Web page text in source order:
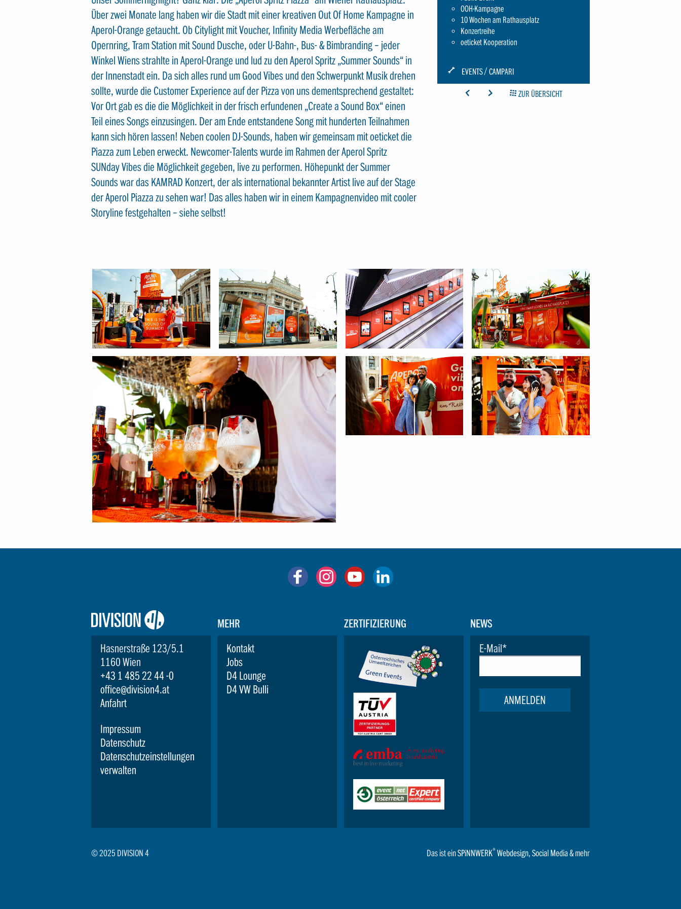
Über zwei Monate lang haben wir die Stadt mit einer kreativen Out Of Home Kampagne in
Aperol-Orange getaucht. Ob Citylight mit Voucher, Infinity Media Werbefläche am
Opernring, Tram Station mit Sound Dusche, oder U-Bahn-, Bus- & Bimbranding – jeder
Winkel Wiens strahlte in Aperol-Orange und lud zu den Aperol Spritz „Summer Sounds“ in
der Innenstadt ein. Da sich alles rund um Good Vibes und den Schwerpunkt Musik drehen
sollte, wurde die Customer Experience auf der Pizza von uns dementsprechend gestaltet:
Vor Ort gab es die die Möglichkeit in der frisch erfundenen „Create a Sound Box“ einen
Teil eines Songs einzusingen. Der am Ende entstandene Song mit hunderten Teilnahmen
kann sich hören lassen! Neben coolen DJ-Sounds, haben wir gemeinsam mit oeticket die
Piazza zum Leben erweckt. Newcomer-Talents wurde im Rahmen der Aperol Spritz
SUNday Vibes die Möglichkeit gegeben, live zu performen. Höhepunkt der Summer
Sounds war das KAMRAD Konzert, der als international bekannter Artist live auf der Stage
der Aperol Piazza zu sehen war! Das alles haben wir in einem Kampagnenvideo mit cooler
Storyline festgehalten – siehe selbst!
OOH-Kampagne
10 Wochen am Rathausplatz
Konzertreihe
oeticket Kooperation
ICON:
SCHRAUBENSCHLUESSEL-
SMALL
EVENTS CAMPARI
ICON: ARROW-LEFT
ICON: ARROW-RIGHT
ICON: GRIDOVERVIEW
ZUR ÜBERSICHT
Logo:
Division4
Hasnerstraße 123/5.1
1160 Wien
+43 1 485 22 44 -0
office@division4.at
Anfahrt
Impressum
Datenschutz
Datenschutzeinstellungen
verwalten
MEHR
Kontakt
Jobs
D4 Lounge
D4 VW Bulli
ZERTIFIZIERUNG NEWS
E-Mail*
ANMELDEN
© 2025 DIVISION 4 Das ist einSPiNNWERK® Webdesign Social Media & mehr